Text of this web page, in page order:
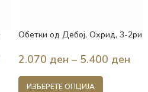
Обетки од Дебој, Охрид, 3-2ри
2.070 ден – 5.400 ден
ИЗБЕРЕТЕ ОПЦИЈА